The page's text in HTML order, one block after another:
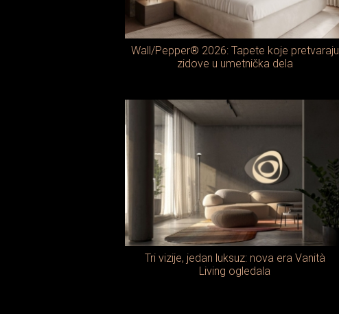
Wall/Pepper® 2026: Tapete koje pretvaraju
zidove u umetnička dela
Tri vizije, jedan luksuz: nova era Vanità
Living ogledala